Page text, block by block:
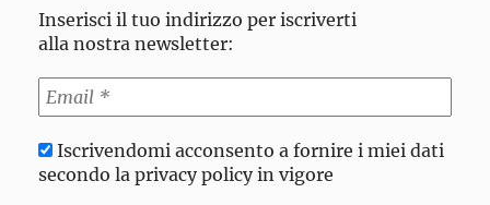
Inserisci il tuo indirizzo per iscriverti
alla nostra newsletter:
Iscrivendomi acconsento a fornire i miei dati
secondo la privacy policy in vigore